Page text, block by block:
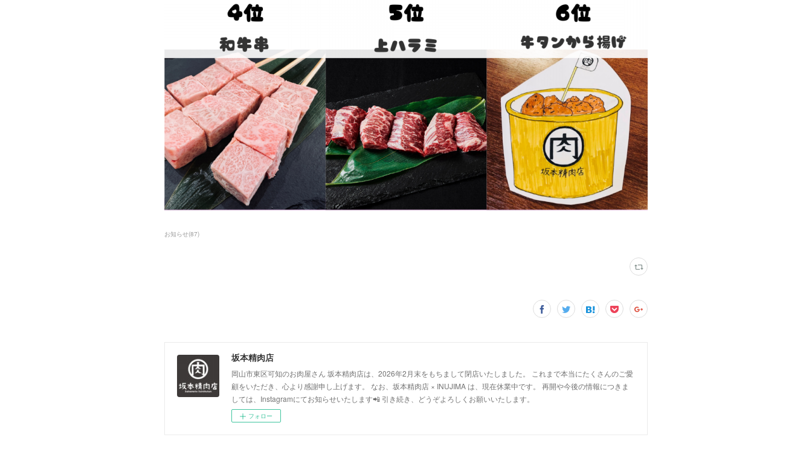
お知らせ(87)
坂本精肉店
岡山市東区可知のお肉屋さん 坂本精肉店は、2026年2月末をもちまして閉店いたしました。 これまで本当にたくさんのご愛
顧をいただき、心より感謝申し上げます。 なお、坂本精肉店 × INUJIMA は、現在休業中です。 再開や今後の情報につきま
しては、Instagramにてお知らせいたします📲 引き続き、どうぞよろしくお願いいたします。
フォロー